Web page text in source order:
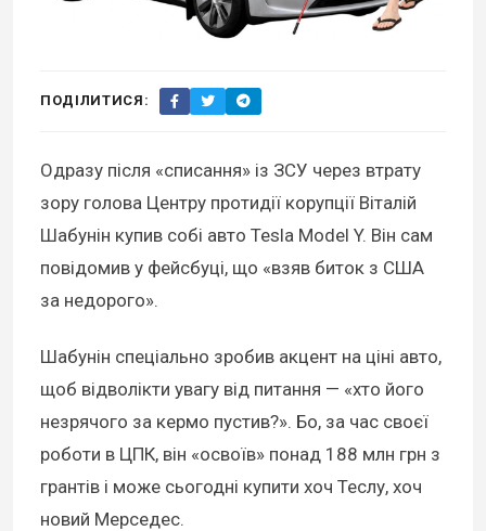
ПОДІЛИТИСЯ:
Одразу після «списання» із ЗСУ через втрату
зору голова Центру протидії корупції Віталій
Шабунін купив собі авто Tesla Model Y. Він сам
повідомив у фейсбуці, що «взяв биток з США
за недорого».
Шабунін спеціально зробив акцент на ціні авто,
щоб відволікти увагу від питання — «хто його
незрячого за кермо пустив?». Бо, за час своєї
роботи в ЦПК, він «освоїв» понад 188 млн грн з
грантів і може сьогодні купити хоч Теслу, хоч
новий Мерседес.